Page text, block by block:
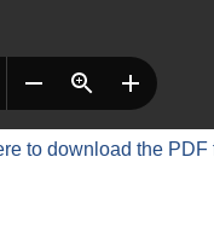
to download the PDF